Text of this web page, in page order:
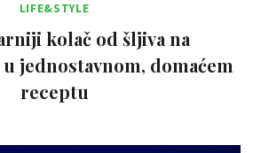
LIFE&STYLE
kolač od šljiva na
jednostavnom, domaćem
receptu